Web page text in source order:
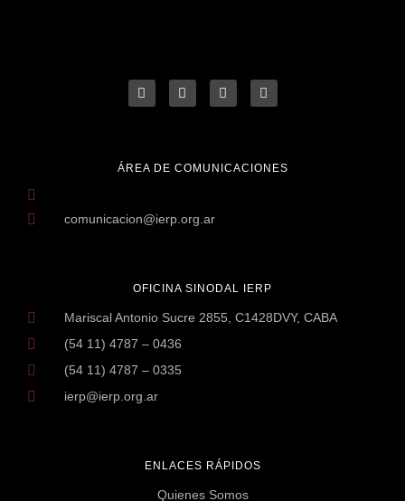
ENLACES RÁPIDOS
Quienes Somos
OFICINA SINODAL IERP
Mariscal Antonio Sucre 2855, C1428DVY, CABA
(54 11) 4787 – 0436
(54 11) 4787 – 0335
ierp@ierp.org.ar
ÁREA DE COMUNICACIONES
comunicacion@ierp.org.ar